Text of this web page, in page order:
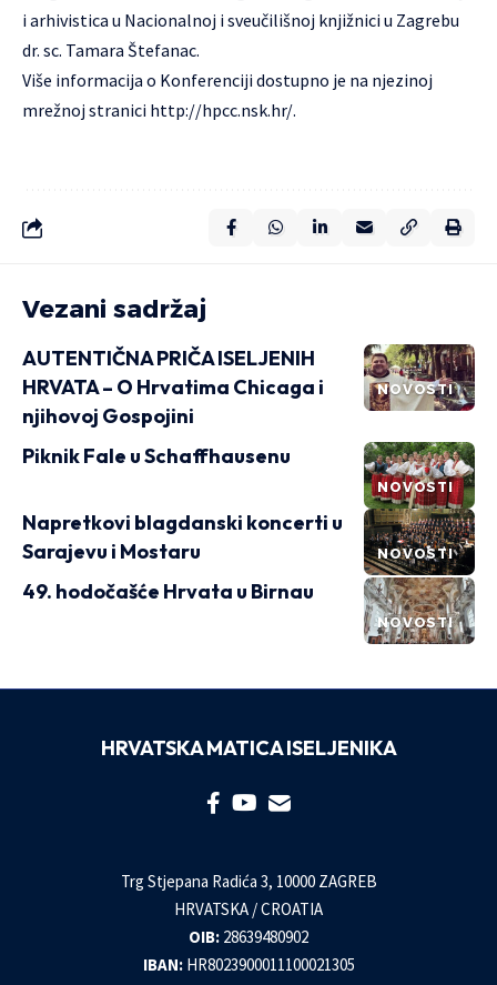
i arhivistica u Nacionalnoj i sveučilišnoj knjižnici u Zagrebu
dr. sc. Tamara Štefanac.
Više informacija o Konferenciji dostupno je na njezinoj
mrežnoj stranici http://hpcc.nsk.hr/.
Vezani sadržaj
NOVOSTI
AUTENTIČNA PRIČA ISELJENIH
HRVATA – O Hrvatima Chicaga i
njihovoj Gospojini
NOVOSTI
Piknik Fale u Schaffhausenu
NOVOSTI
Napretkovi blagdanski koncerti u
Sarajevu i Mostaru
NOVOSTI
49. hodočašće Hrvata u Birnau
HRVATSKA MATICA ISELJENIKA
Trg Stjepana Radića 3, 10000 ZAGREB
HRVATSKA / CROATIA
OIB: 28639480902
IBAN: HR8023900011100021305